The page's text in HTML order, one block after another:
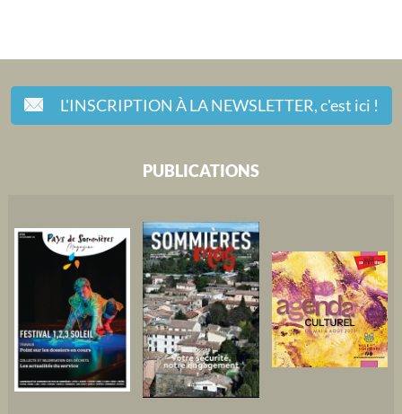
L'INSCRIPTION À LA NEWSLETTER,c'est ici !
PUBLICATIONS